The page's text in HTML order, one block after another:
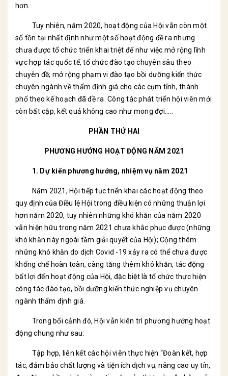
hơn.
Tuy nhiên, năm 2020, hoạt động của Hội vẫn còn một
số tồn tại nhất định như một số hoạt động đề ra nhưng
chưa được tổ chức triển khai triệt để như việc mở rộng lĩnh
vực hợp tác quốc tế, tổ chức đào tạo chuyên sâu theo
chuyên đề; mở rộng phạm vi đào tạo bồi dưỡng kiến thức
chuyên ngành về thẩm định giá cho các cụm tỉnh, thành
phố theo kế hoạch đã đề ra. Công tác phát triển hội viên mới
còn bất cập, kết quả không cao như mong đợi.....
PHẦN THỨ HAI
PHƯƠNG HƯỚNG HOẠT ĐỘNG NĂM 2021
1. Dự kiến phương hướng, nhiệm vụ năm 2021
Năm 2021, Hội tiếp tục triển khai các hoạt động theo
quy định của Điều lệ Hội trong điều kiện có những thuận lợi
hơn năm 2020, tuy nhiên những khó khăn của năm 2020
vẫn hiện hữu trong năm 2021 chưa khắc phục được (những
khó khăn này ngoài tầm giải quyết của Hội); Cộng thêm
những khó khăn do dịch Covid -19 xảy ra có thể chưa được
khống chế hoàn toàn, càng tăng thêm khó khăn, tác động
bất lợi đến hoạt động của Hội, đặc biệt là tổ chức thực hiện
công tác đào tạo, bồi dưỡng kiến thức nghiệp vụ chuyên
ngành thẩm định giá.
Trong bối cảnh đó, Hội vẫn kiên trì phương hướng hoạt
động chung như sau:
Tập hợp, liên kết các hội viên thực hiện “Đoàn kết, hợp
tác, đảm bảo chất lượng và tiện ích dịch vụ; nâng cao uy tín,